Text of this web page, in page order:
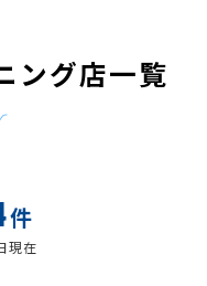
ング店一覧
件
現在